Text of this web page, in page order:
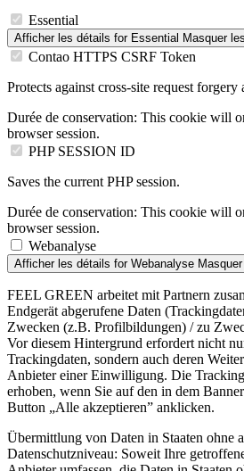
Essential
Afficher les détails for Essential Masquer
Contao HTTPS CSRF Token
Protects against cross-site request forgery
Durée de conservation: This cookie will
browser session.
PHP SESSION ID
Saves the current PHP session.
Durée de conservation: This cookie will
browser session.
Webanalyse
Afficher les détails for Webanalyse
FEEL GREEN arbeitet mit Partnern
Endgerät abgerufene Daten
Zwecken (z.B. Profilbildungen) / zu
Vor diesem Hintergrund erfordert nicht
Trackingdaten, sondern auch deren
Anbieter einer Einwilligung. Die
erhoben, wenn Sie auf den in dem
Button „Alle akzeptieren” anklicken.
Übermittlung von Daten in Staaten ohne
Datenschutzniveau: Soweit Ihre